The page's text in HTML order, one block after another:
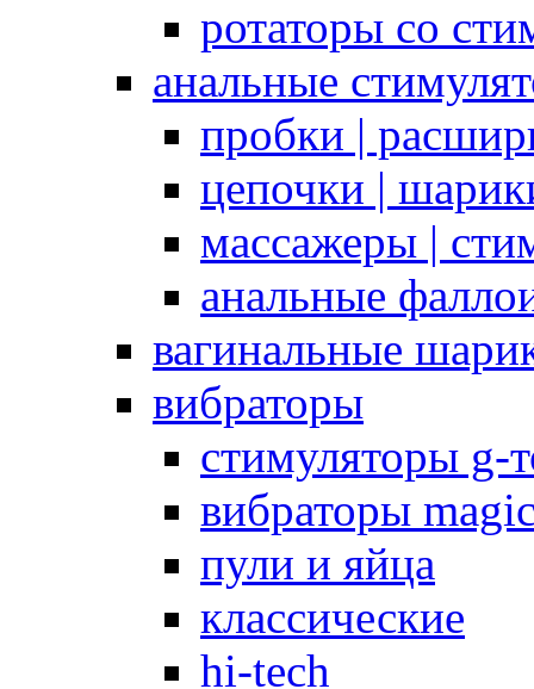
ротаторы со
анальные
пробки |
цепочки |
массажеры |
анальные
вагинальные
вибраторы
стимуляторы g-
вибраторы
пули и яйца
классические
hi-tech